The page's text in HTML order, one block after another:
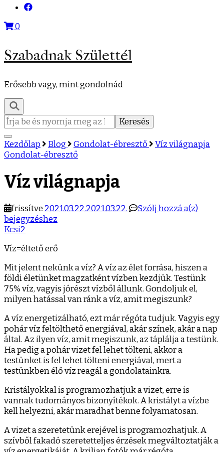
0
Szabadnak Születtél
Erősebb vagy, mint gondolnád
Keresés:
Kezdőlap Blog Gondolat-ébresztő
Víz világnapja
Gondolat-ébresztő
Víz világnapja
frissítve 2021.03.22.2021.03.22. Szólj hozzá a(z)Víz
bejegyzéshez
Kcsi2
Víz=éltető erő
Mit jelent nekünk a víz? A víz az élet forrása, hiszen a
földi életünket magzatként vízben kezdjük. Testünk
75% víz, vagyis jórészt vízből állunk. Gondoljuk el,
milyen hatással van ránk a víz, amit megiszunk?
A víz energetizálható, ezt már régóta tudjuk. Vagyis egy
pohár víz feltölthető energiával, akár színek, akár a nap
által. Az ilyen víz, amit megiszunk, az táplálja a testünk.
Ha pedig a pohár vizet fel lehet tölteni, akkor a
testünket is fel lehet tölteni energiával, mert a
testünkben élő víz reagál a gondolatainkra.
Kristályokkal is programozhatjuk a vizet, erre is
vannak tudományos bizonyítékok. A kristályt a vízbe
kell helyezni, akár maradhat benne folyamatosan.
A vizet a szeretetünk erejével is programozhatjuk. A
szívből fakadó szeretetteljes érzések megváltoztatják a